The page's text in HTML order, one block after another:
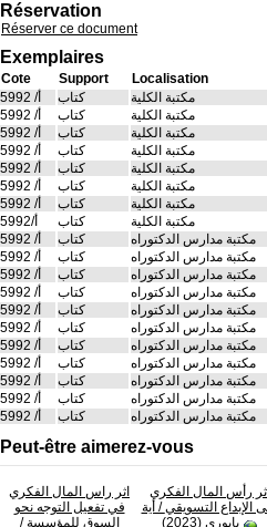
Réservation
Réserver ce document
Exemplaires
Cote Support
Localisation
أ/ 5992
كتاب
مكتبة الكلية
أ/ 5992
كتاب
مكتبة الكلية
أ/ 5992
كتاب
مكتبة الكلية
أ/ 5992
كتاب
مكتبة الكلية
أ/ 5992
كتاب
مكتبة الكلية
أ/ 5992
كتاب
مكتبة الكلية
أ/ 5992
كتاب
مكتبة الكلية
أ/5992
كتاب
مكتبة الكلية
أ/ 5992
كتاب
مكتبة مدارس الدكتوراه
أ/ 5992
كتاب
مكتبة مدارس الدكتوراه
أ/ 5992
كتاب
مكتبة مدارس الدكتوراه
أ/ 5992
كتاب
مكتبة مدارس الدكتوراه
أ/ 5992
كتاب
مكتبة مدارس الدكتوراه
أ/ 5992
كتاب
مكتبة مدارس الدكتوراه
أ/ 5992
كتاب
مكتبة مدارس الدكتوراه
أ/ 5992
كتاب
مكتبة مدارس الدكتوراه
أ/ 5992
كتاب
مكتبة مدارس الدكتوراه
أ/ 5992
كتاب
مكتبة مدارس الدكتوراه
أ/ 5992
كتاب مكتبة مدارس الدكتوراه
Peut-être aimerez-vous
اثر راس المال الفكري
في تفعيل التوجه نحو
السوق للمؤسسة/
رأس المال الفكري
الإبداع التسويقي/ أية
بابوري (2023)